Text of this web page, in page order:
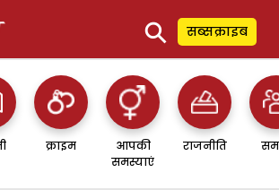
⚲ सब्सक्राइब
क्राइम
आपकी
समस्याएं
राजनीति